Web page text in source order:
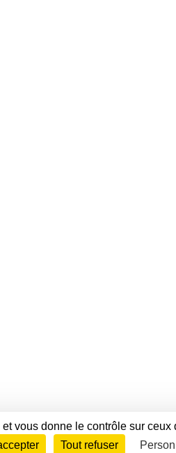
vous donne le contrôle sur ceux
Tout refuser